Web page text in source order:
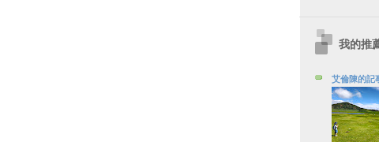
我的推
艾倫陳的記